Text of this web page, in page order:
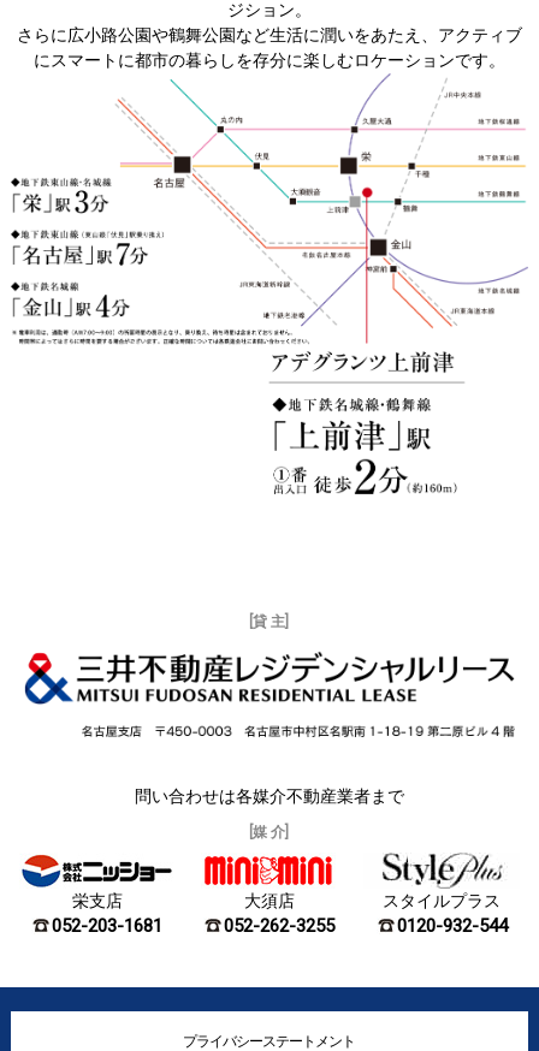
ジション。
さらに広小路公園や鶴舞公園など生活に潤いをあたえ、アクティブ
にスマートに都市の暮らしを存分に楽しむロケーションです。
[貸 主]
問い合わせは各媒介不動産業者まで
[媒 介]
栄支店
052-203-1681
大須店
052-262-3255
スタイルプラス
0120-932-544
プライバシーステートメント